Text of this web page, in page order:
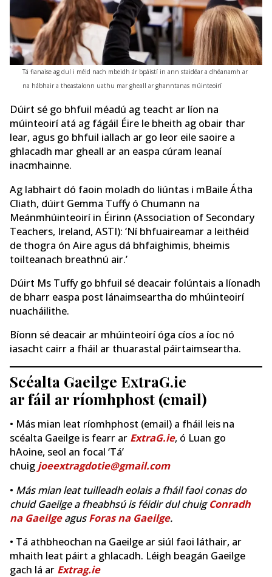
Tá fianaise ag dul i méid nach mbeidh ár bpáistí in ann staidéar a dhéanamh ar
na hábhair a theastaíonn uathu mar gheall ar ghanntanas múinteoirí
Dúirt sé go bhfuil méadú ag teacht ar líon na
múinteoirí atá ag fágáil Éire le bheith ag obair thar
lear, agus go bhfuil iallach ar go leor eile saoire a
ghlacadh mar gheall ar an easpa cúram leanaí
inacmhainne.
Ag labhairt dó faoin moladh do liúntas i mBaile Átha
Cliath, dúirt Gemma Tuffy ó Chumann na
Meánmhúinteoirí in Éirinn (Association of Secondary
Teachers, Ireland, ASTI): ‘Ní bhfuaireamar a leithéid
de thogra ón Aire agus dá bhfaighimis, bheimis
toilteanach breathnú air.’
Dúirt Ms Tuffy go bhfuil sé deacair folúntais a líonadh
de bharr easpa post lánaimseartha do mhúinteoirí
nuacháilithe.
Bíonn sé deacair ar mhúinteoirí óga cíos a íoc nó
iasacht cairr a fháil ar thuarastal páirtaimseartha.
Scéalta Gaeilge ExtraG.ie
ar fáil ar ríomhphost (email)
• Más mian leat ríomhphost (email) a fháil leis na
scéalta Gaeilge is fearr ar ExtraG.ie, ó Luan go
hAoine, seol an focal ‘Tá’
chuig joeextragdotie@gmail.com
• Más mian leat tuilleadh eolais a fháil faoi conas do
chuid Gaeilge a fheabhsú is féidir dul chuigConradh
na GaeilgeagusForas na Gaeilge.
• Tá athbheochan na Gaeilge ar siúl faoi láthair, ar
mhaith leat páirt a ghlacadh. Léigh beagán Gaeilge
gach lá ar Extrag.ie